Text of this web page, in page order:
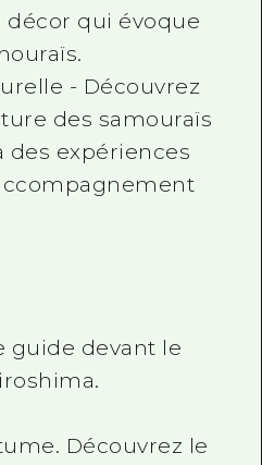
qui évoque
- Découvrez
des samouraïs
des expériences
guide devant le
Découvrez le